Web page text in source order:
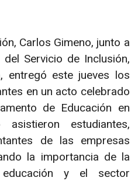
Carlos Gimeno, junto a
Servicio de Inclusión,
entregó este jueves los
en un acto celebrado
de Educación en
estudiantes,
de las empresas
la importancia de la
y el sector